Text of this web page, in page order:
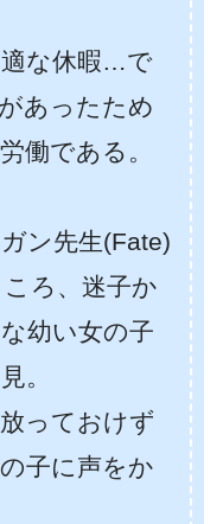
な休暇…で
あったため
働である。
ン先生(Fate)
ろ、迷子か
幼い女の子
。
っておけず
子に声をか